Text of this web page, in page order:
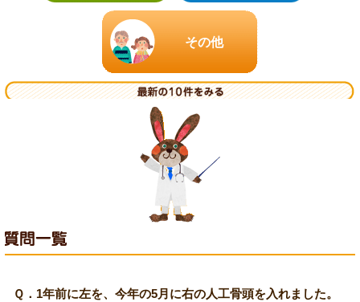
その他
Ｑ．1年前に左を、今年の5月に右の人工骨頭を入れました。